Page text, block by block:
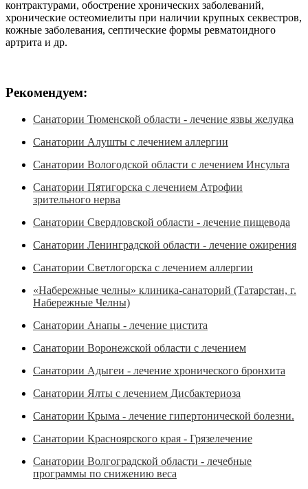
контрактурами, обострение хронических заболеваний,
хронические остеомиелиты при наличии крупных секвестров,
кожные заболевания, септические формы ревматоидного
артрита и др.
Рекомендуем:
Санатории Тюменской области - лечение язвы желудка
Санатории Алушты с лечением аллергии
Санатории Вологодской области с лечением Инсульта
Санатории Пятигорска с лечением Атрофии
зрительного нерва
Санатории Свердловской области - лечение пищевода
Санатории Ленинградской области - лечение ожирения
Санатории Светлогорска с лечением аллергии
«Набережные челны» клиника-санаторий (Татарстан, г.
Набережные Челны)
Санатории Анапы - лечение цистита
Санатории Воронежской области с лечением
Санатории Адыгеи - лечение хронического бронхита
Санатории Ялты с лечением Дисбактериоза
Санатории Крыма - лечение гипертонической болезни.
Санатории Красноярского края - Грязелечение
Санатории Волгоградской области - лечебные
программы по снижению веса